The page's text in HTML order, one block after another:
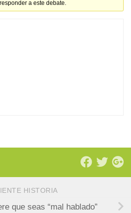
a este debate.
HISTORIA
que seas “mal hablado”